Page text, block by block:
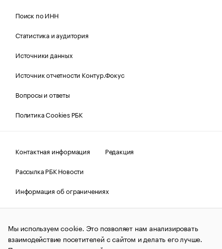
Поиск по ИНН
Статистика и аудитория
Источники данных
Источник отчетности Контур.Фокус
Вопросы и ответы
Политика Cookies РБК
Контактная информация
Редакция
Рассылка РБК Новости
Информация об ограничениях
Правовая информация
О соблюдении авторских прав
© АО «РОСБИЗНЕСКОНСАЛТИНГ»,1995–2026.Сообщения
и материалы информационного агентства «РБК»
(зарегистрировано Федеральной службой по надзору в сфере
Мы используем cookie. Это позволяет нам анализировать
взаимодействие посетителей с сайтом и делать его лучше.